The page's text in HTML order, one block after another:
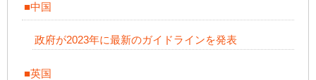
■中国
政府が2023年に最新のガイドラインを発表
■英国